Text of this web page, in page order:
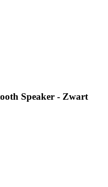
Speaker - Zwart